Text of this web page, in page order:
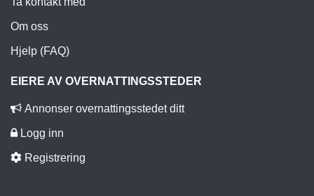
Om oss
Hjelp (FAQ)
EIERE AV OVERNATTINGSSTEDER
Annonser overnattingsstedet ditt
Logg inn
Registrering